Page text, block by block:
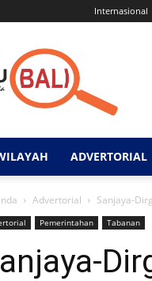
Internasional
Pantau
Bali
ADVERTORIAL
Advertorial Sanjaya-
Pemerintahan Tabanan